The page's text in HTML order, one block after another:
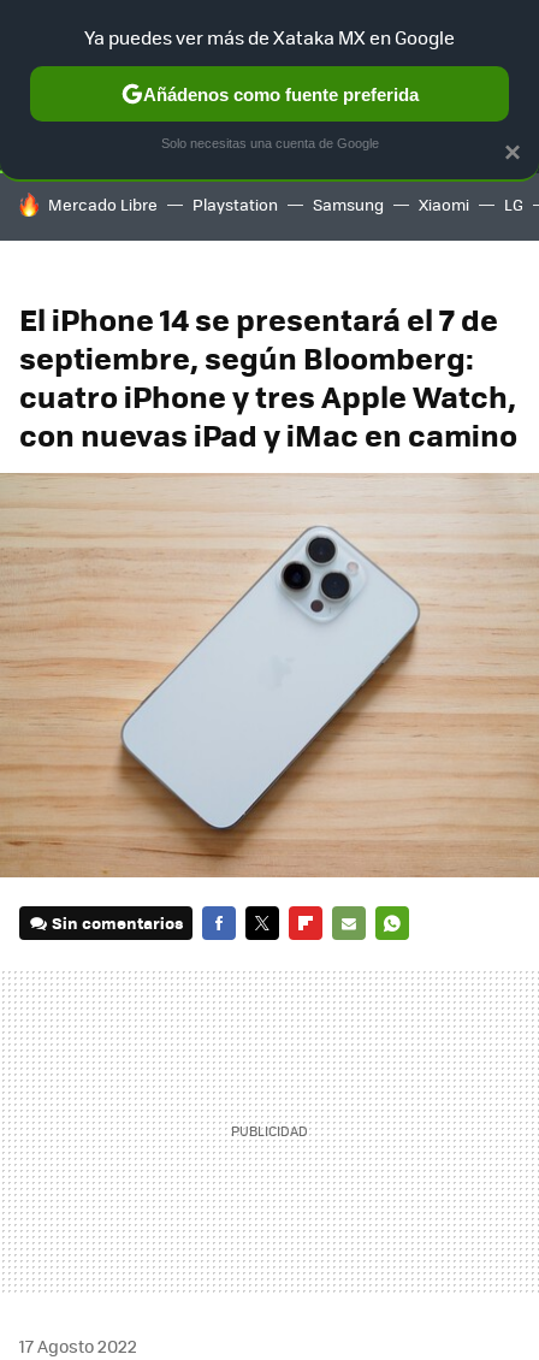
SELECCIÓN GAMING HOME AUTO TERRITORIO
HOY SE HABLA DE
Mercado Libre Playstation Samsung Xiaomi LG
El iPhone 14 se presentará el 7 de
septiembre, según Bloomberg:
cuatro iPhone y tres Apple Watch,
con nuevas iPad y iMac en camino
Sin comentarios
MAIL
17 Agosto 2022
×
Ya puedes ver más de Xataka MX en Google
Añádenos como fuente preferida
Solo necesitas una cuenta de Google